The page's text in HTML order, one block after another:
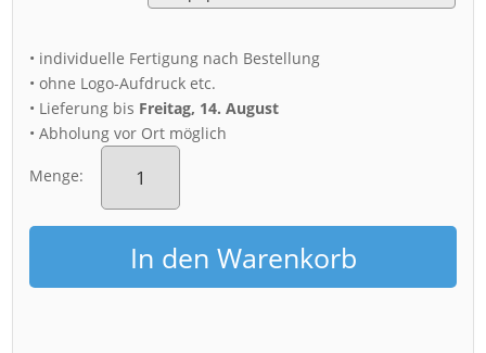
• individuelle Fertigung nach Bestellung
• ohne Logo-Aufdruck etc.
• Lieferung bis Freitag, 14. August
• Abholung vor Ort möglich
Menge:
Poster
(00554)
im
Nebel
MengeIn den Warenkorb